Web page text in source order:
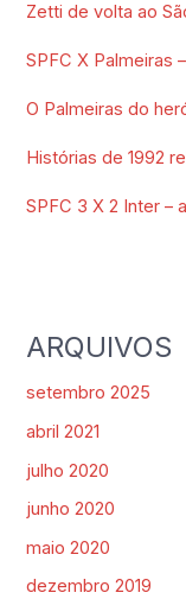
Zetti de volta ao
SPFC X Palmeiras
O Palmeiras do
Histórias de 1992
SPFC 3 X 2 Inter –
ARQUIVOS
setembro 2025
abril 2021
julho 2020
junho 2020
maio 2020
dezembro 2019